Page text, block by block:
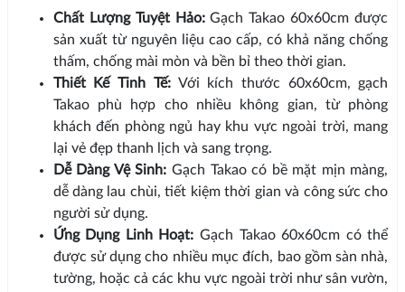
Chất Lượng Tuyệt Hảo:Gạch Takao 60x60cm được
sản xuất từ nguyên liệu cao cấp, có khả năng chống
thấm, chống mài mòn và bền bỉ theo thời gian.
Thiết Kế Tinh Tế:Với kích thước 60x60cm, gạch
Takao phù hợp cho nhiều không gian, từ phòng
khách đến phòng ngủ hay khu vực ngoài trời, mang
lại vẻ đẹp thanh lịch và sang trọng.
Dễ Dàng Vệ Sinh: Gạch Takao có bề mặt mịn màng,
dễ dàng lau chùi, tiết kiệm thời gian và công sức cho
người sử dụng.
Ứng Dụng Linh Hoạt: Gạch Takao 60x60cm có thể
được sử dụng cho nhiều mục đích, bao gồm sàn nhà,
tường, hoặc cả các khu vực ngoài trời như sân vườn,